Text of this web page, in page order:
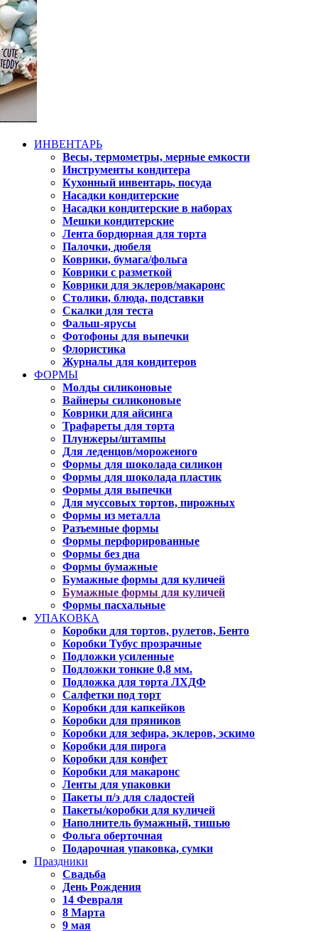
ИНВЕНТАРЬ
Весы, термометры, мерные емкости
Инструменты кондитера
Кухонный инвентарь, посуда
Насадки кондитерские
Насадки кондитерские в наборах
Мешки кондитерские
Лента бордюрная для торта
Палочки, дюбеля
Коврики, бумага/фольга
Коврики с разметкой
Коврики для эклеров/макаронс
Столики, блюда, подставки
Скалки для теста
Фальш-ярусы
Фотофоны для выпечки
Флористика
Журналы для кондитеров
ФОРМЫ
Молды силиконовые
Вайнеры силиконовые
Коврики для айсинга
Трафареты для торта
Плунжеры/штампы
Для леденцов/мороженого
Формы для шоколада силикон
Формы для шоколада пластик
Формы для выпечки
Для муссовых тортов, пирожных
Формы из металла
Разъемные формы
Формы перфорированные
Формы без дна
Формы бумажные
Бумажные формы для куличей
Бумажные формы для куличей
Формы пасхальные
УПАКОВКА
Коробки для тортов, рулетов, Бенто
Коробки Тубус прозрачные
Подложки усиленные
Подложки тонкие 0,8 мм.
Подложка для торта ЛХДФ
Салфетки под торт
Коробки для капкейков
Коробки для пряников
Коробки для зефира, эклеров, эскимо
Коробки для пирога
Коробки для конфет
Коробки для макаронс
Ленты для упаковки
Пакеты п/э для сладостей
Пакеты/коробки для куличей
Наполнитель бумажный, тишью
Фольга оберточная
Подарочная упаковка, сумки
Праздники
Свадьба
День Рождения
14 Февраля
8 Марта
9 мая